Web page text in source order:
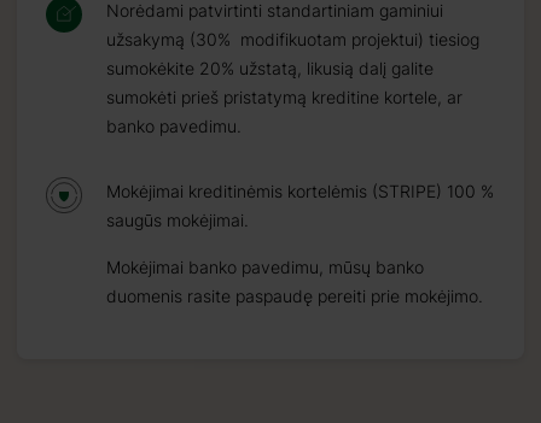
Norėdami patvirtinti standartiniam gaminiui
užsakymą (30% modifikuotam projektui) tiesiog
sumokėkite 20% užstatą, likusią dalį galite
sumokėti prieš pristatymą kreditine kortele, ar
banko pavedimu.
Mokėjimai kreditinėmis kortelėmis (STRIPE) 100 %
saugūs mokėjimai.
Mokėjimai banko pavedimu, mūsų banko
duomenis rasite paspaudę pereiti prie mokėjimo.